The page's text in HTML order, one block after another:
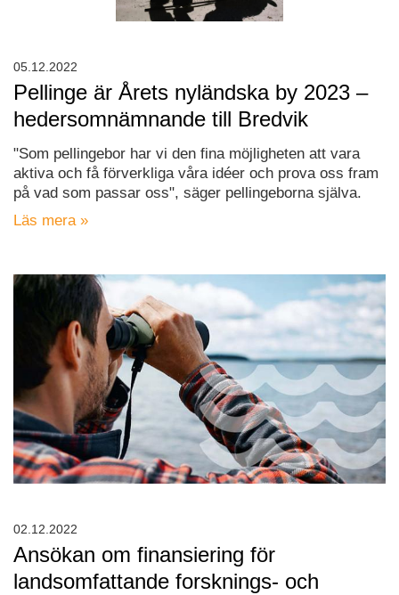
Pellinge är Årets nyländska by 2023 –
hedersomnämnande till Bredvik
"Som pellingebor har vi den fina möjligheten att vara
aktiva och få förverkliga våra idéer och prova oss fram
på vad som passar oss", säger pellingeborna själva.
Läs mera »
05.12.2022
Ansökan om finansiering för
landsomfattande forsknings- och
02.12.2022